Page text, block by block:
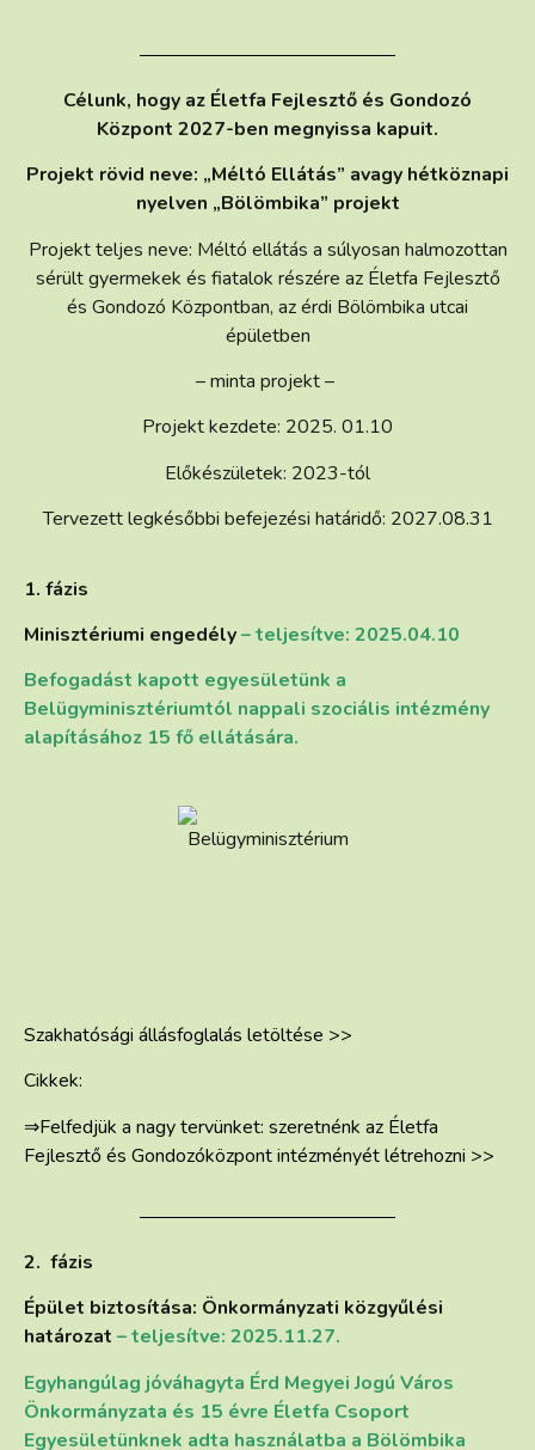
Célunk, hogy az Életfa Fejlesztő és Gondozó
Központ 2027-ben megnyissa kapuit.
Projekt rövid neve: „Méltó Ellátás” avagy hétköznapi
nyelven „Bölömbika” projekt
Projekt teljes neve: Méltó ellátás a súlyosan halmozottan
sérült gyermekek és fiatalok részére az Életfa Fejlesztő
és Gondozó Központban, az érdi Bölömbika utcai
épületben
– minta projekt –
Projekt kezdete: 2025. 01.10
Előkészületek: 2023-tól
Tervezett legkésőbbi befejezési határidő: 2027.08.31
1. fázis
Minisztériumi engedély– teljesítve: 2025.04.10
Befogadást kapott egyesületünk a
Belügyminisztériumtól nappali szociális intézmény
alapításához 15 fő ellátására.
Szakhatósági állásfoglalás letöltése >>
Cikkek:
⇒Felfedjük a nagy tervünket: szeretnénk az Életfa
Fejlesztő és Gondozóközpont intézményét létrehozni >>
2. fázis
Épület biztosítása: Önkormányzati közgyűlési
határozat – teljesítve: 2025.11.27.
Egyhangúlag jóváhagyta Érd Megyei Jogú Város
Önkormányzata és 15 évre Életfa Csoport
Egyesületünknek adta használatba a Bölömbika